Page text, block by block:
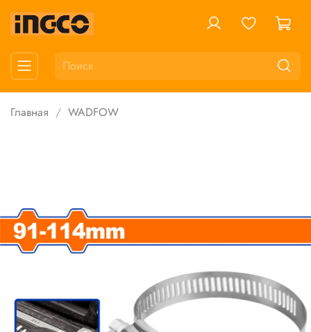
Главная WADFOW